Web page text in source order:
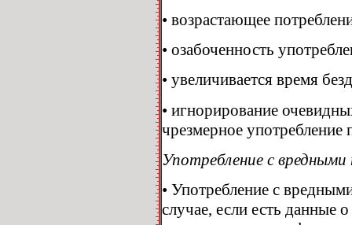
• возрастающее
• озабоченность
• увеличивается время
• игнорирование
чрезмерное
Употребление с
• Употребление с
случае, если есть данные